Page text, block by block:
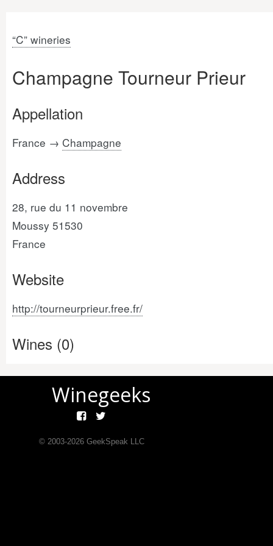
“C” wineries
Champagne Tourneur Prieur
Appellation
France → Champagne
Address
28, rue du 11 novembre
Moussy 51530
France
Website
http://tourneurprieur.free.fr/
Wines (0)
Winegeeks
© 2003-2026GeekSpeak LLC